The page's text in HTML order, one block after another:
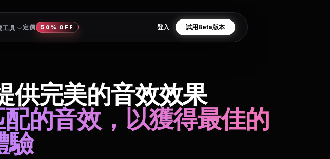
工具 定價 50% OFF 登入 試用Beta版本
供完美的音效效果
的音效，以獲得最佳的
驗